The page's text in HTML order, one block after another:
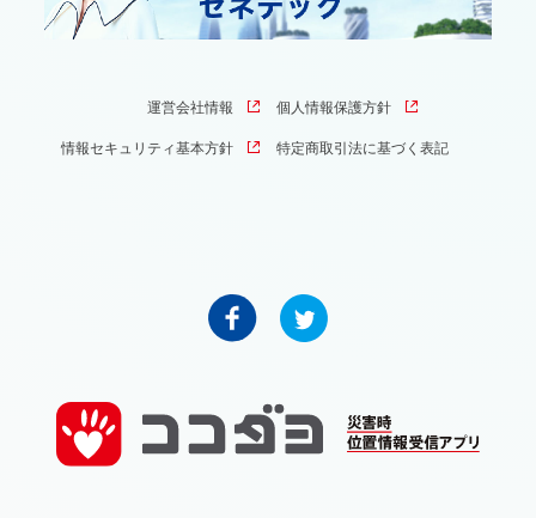
運営会社情報 個人情報保護方針
情報セキュリティ基本方針 特定商取引法に基づく表記